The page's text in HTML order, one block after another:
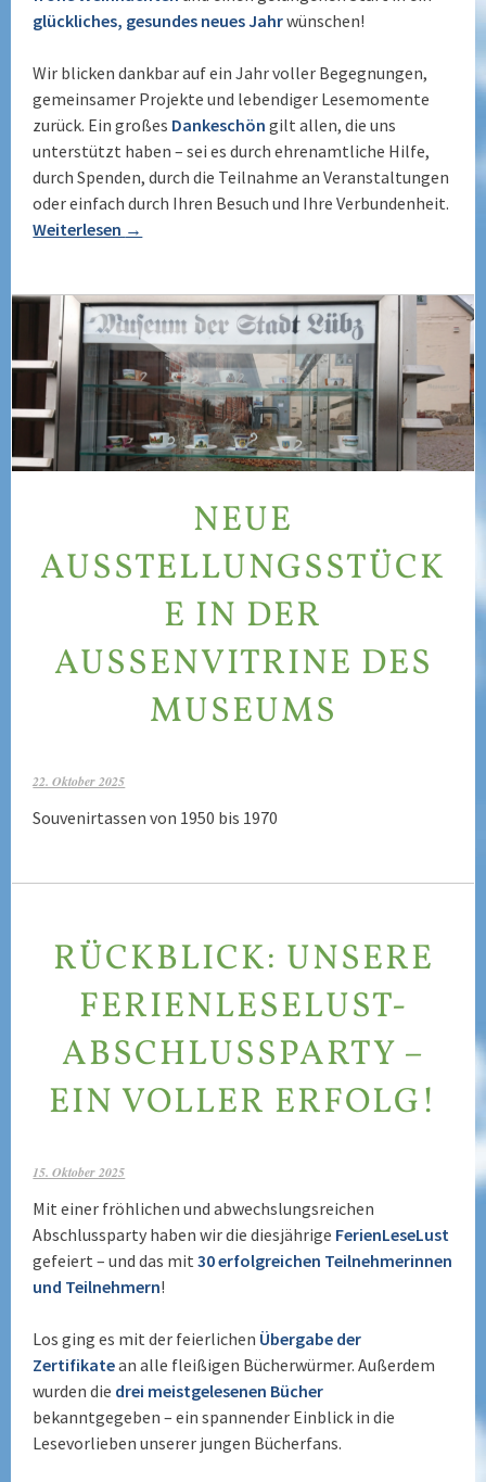
glückliches, gesundes neues Jahrwünschen!
Wir blicken dankbar auf ein Jahr voller Begegnungen,
gemeinsamer Projekte und lebendiger Lesemomente
zurück. Ein großes Dankeschön gilt allen, die uns
unterstützt haben – sei es durch ehrenamtliche Hilfe,
durch Spenden, durch die Teilnahme an Veranstaltungen
oder einfach durch Ihren Besuch und Ihre Verbundenheit.
Weiterlesen →
NEUE
AUSSTELLUNGSSTÜCK
E IN DER
AUSSENVITRINE DES M
USEUMS
22. Oktober 2025
Souvenirtassen von 1950 bis 1970
RÜCKBLICK: UNSERE
FERIENLESELUST-
ABSCHLUSSPARTY –
EIN VOLLER ERFOLG!
15. Oktober 2025
Mit einer fröhlichen und abwechslungsreichen
Abschlussparty haben wir die diesjährige FerienLeseLust
gefeiert – und das mit30 erfolgreichen Teilnehmerinnen
und Teilnehmern!
Los ging es mit der feierlichen Übergabe der
Zertifikatean alle fleißigen Bücherwürmer. Außerdem
wurden die drei meistgelesenen Bücher
bekanntgegeben – ein spannender Einblick in die
Lesevorlieben unserer jungen Bücherfans.